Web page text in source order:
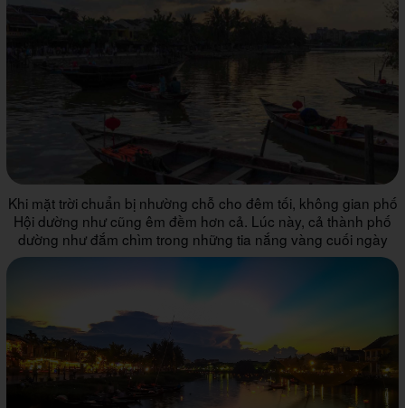
Khi mặt trời chuẩn bị nhường chỗ cho đêm tối, không gian phố
Hội dường như cũng êm đềm hơn cả. Lúc này, cả thành phố
dường như đắm chìm trong những tia nắng vàng cuối ngày